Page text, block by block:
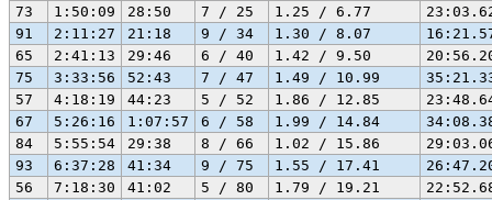
73
1:50:09 28:50 7 / 25 1.25 / 6.77
91
2:11:27 21:18 9 / 34 1.30 / 8.07
65
2:41:13 29:46 6 / 40 1.42 / 9.50
75
3:33:56 52:43 7 / 47 1.49 / 10.99
57
4:18:19 44:23 5 / 52 1.86 / 12.85
67
5:26:16 1:07:57 6 / 58 1.99 / 14.84
84
5:55:54 29:38 8 / 66 1.02 / 15.86
93
6:37:28 41:34 9 / 75 1.55 / 17.41
56
7:18:30 41:02 5 / 80 1.79 / 19.21